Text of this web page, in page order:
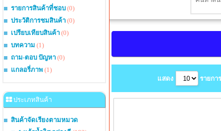
รายการสินค้าที่ชอบ (0)
ประวัติการชมสินค้า (0)
เปรียบเทียบสินค้า (0)
บทความ (1)
ถาม-ตอบ ปัญหา (0)
แกลอรี่ภาพ (1)
ประเภทสินค้า
สินค้าจัดเรียงตามหมวด
แสดง รายกา